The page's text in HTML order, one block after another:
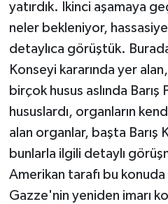
yatırdık. İkinci aşamaya
neler bekleniyor,
detaylıca görüştük.
Konseyi kararında yer
birçok husus aslında Barış
hususlardı, organların
alan organlar, başta Barış
bunlarla ilgili detaylı
Amerikan tarafı bu konuda
Gazze'nin yeniden imarı